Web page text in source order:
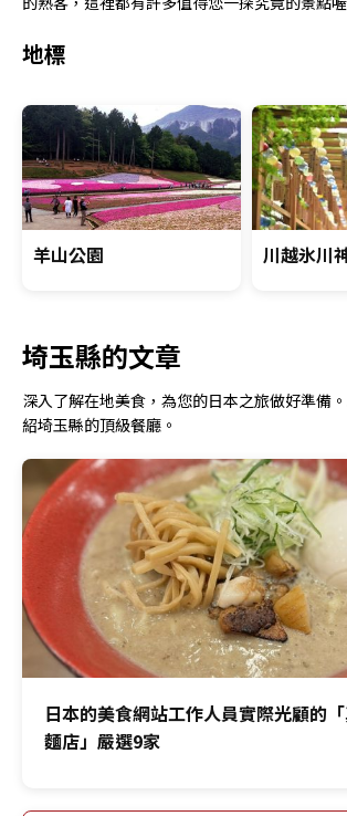
地標
羊山公園 川越氷川
埼玉縣的文章
深入了解在地美食，為您的日本之旅做好準備
紹埼玉縣的頂級餐廳。
日本的美食網站工作人員實際光顧的
麵店」嚴選9家